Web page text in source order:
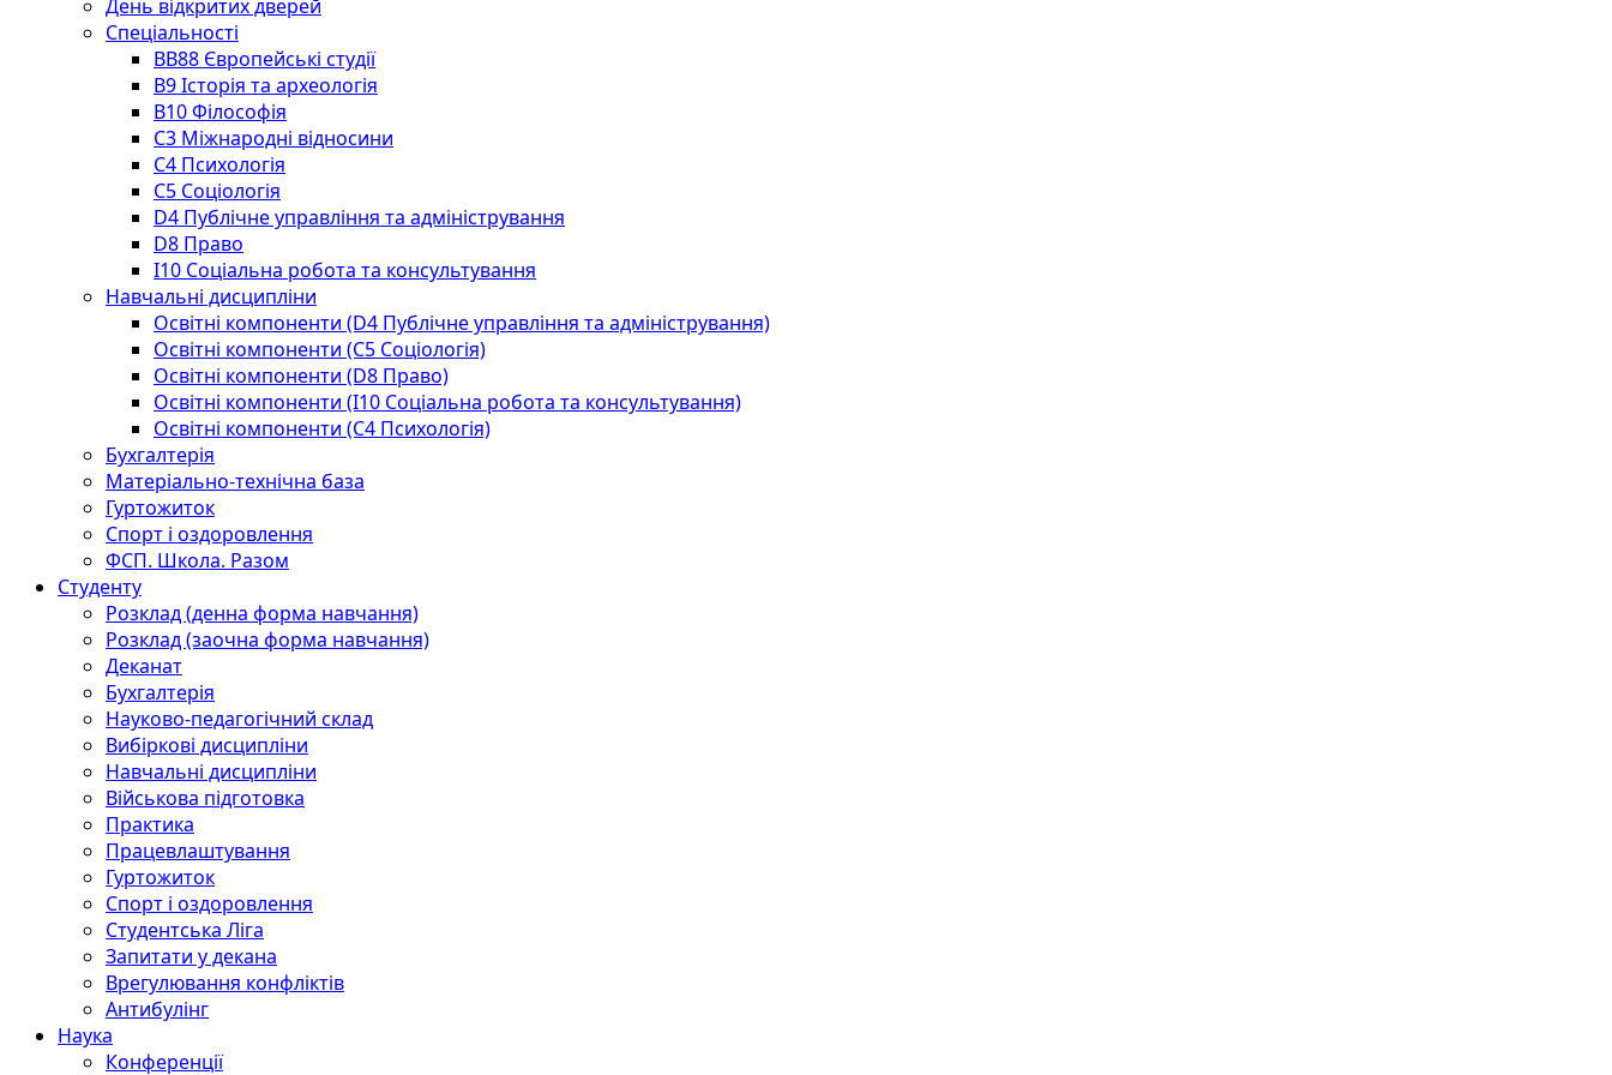
День відкритих дверей
Спеціальності
BВ88 Європейські студії
B9 Історія та археологія
B10 Філософія
C3 Міжнародні відносини
C4 Психологія
С5 Соціологія
D4 Публічне управління та адміністрування
D8 Право
I10 Соціальна робота та консультування
Навчальні дисципліни
Освітні компоненти (D4 Публічне управління та адміністрування)
Освітні компоненти (С5 Соціологія)
Освітні компоненти (D8 Право)
Освітні компоненти (I10 Соціальна робота та консультування)
Освітні компоненти (С4 Психологія)
Бухгалтерія
Матеріально-технічна база
Гуртожиток
Спорт і оздоровлення
ФСП. Школа. Разом
Студенту
Розклад (денна форма навчання)
Розклад (заочна форма навчання)
Деканат
Бухгалтерія
Науково-педагогічний склад
Вибіркові дисципліни
Навчальні дисципліни
Військова підготовка
Практика
Працевлаштування
Гуртожиток
Спорт і оздоровлення
Студентська Ліга
Запитати у декана
Врегулювання конфліктів
Антибулінг
Наука
Конференції